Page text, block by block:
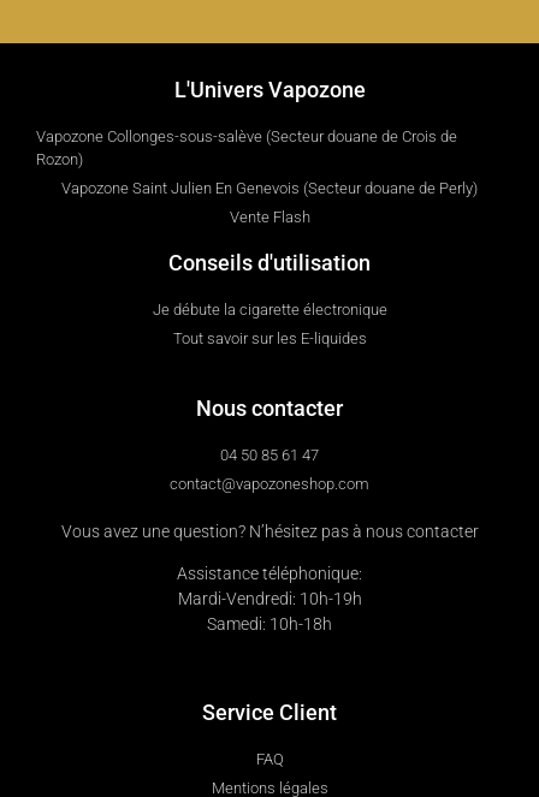
L'Univers Vapozone
Vapozone Collonges-sous-salève (Secteur douane de Crois de
Rozon)
Vapozone Saint Julien En Genevois (Secteur douane de Perly)
Vente Flash
Conseils d'utilisation
Je débute la cigarette électronique
Tout savoir sur les E-liquides
Nous contacter
04 50 85 61 47
contact@vapozoneshop.com
Vous avez une question? N’hésitez pas à nous contacter
Assistance téléphonique:
Mardi-Vendredi: 10h-19h
Samedi: 10h-18h
Service Client
FAQ
Mentions légales